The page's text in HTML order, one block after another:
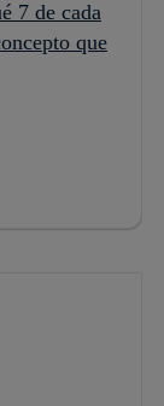
7 de cada
que